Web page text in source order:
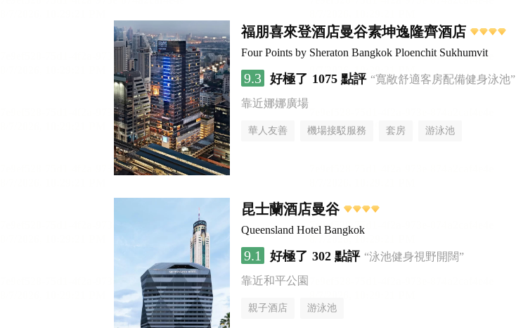
福朋喜來登酒店曼谷素坤逸隆齊酒店
Four Points by Sheraton Bangkok Ploenchit Sukhumvit
9.3 好極了 1075 點評 “寬敞舒適客房配備健身泳池”
靠近娜娜廣場
華人友善 機場接駁服務 套房 游泳池
昆士蘭酒店曼谷
Queensland Hotel Bangkok
9.1 好極了 302 點評 “泳池健身視野開闊”
靠近和平公園
親子酒店 游泳池